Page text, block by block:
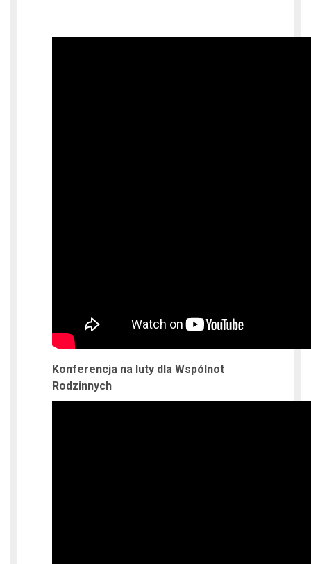
Konferencja na luty dla Wspólnot
Rodzinnych